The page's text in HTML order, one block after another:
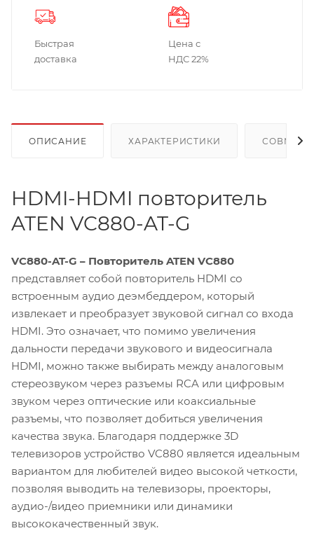
Быстрая
доставка
Цена с
НДС 22%
ОПИСАНИЕ ХАРАКТЕРИСТИКИ
HDMI-HDMI повторитель
ATEN VC880-AT-G
VC880-AT-G – Повторитель ATEN VC880
представляет собой повторитель HDMI со
встроенным аудио деэмбеддером, который
извлекает и преобразует звуковой сигнал со входа
HDMI. Это означает, что помимо увеличения
дальности передачи звукового и видеосигнала
HDMI, можно также выбирать между аналоговым
стереозвуком через разъемы RCA или цифровым
звуком через оптические или коаксиальные
разъемы, что позволяет добиться увеличения
качества звука. Благодаря поддержке 3D
телевизоров устройство VC880 является идеальным
вариантом для любителей видео высокой четкости,
позволяя выводить на телевизоры, проекторы,
аудио-/видео приемники или динамики
высококачественный звук.